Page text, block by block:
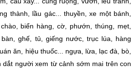
thành, lầu gác... thuyền, xe một bánh,
biển hàng, cờ, phướn, thúng, mẹt,
ghế, tủ, giếng nước, trục lúa, hàng
ăn, hiệu thuốc... ngựa, lừa, lạc đà, bò,
người xem từ cảnh sớm mai trên con